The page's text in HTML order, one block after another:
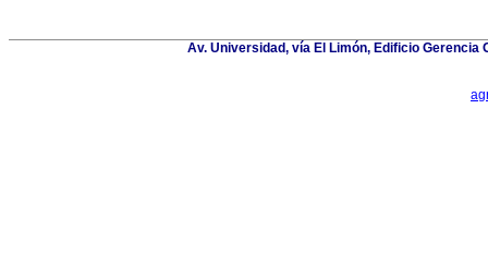
Av. Universidad, vía El Limón, Edificio Gerencia